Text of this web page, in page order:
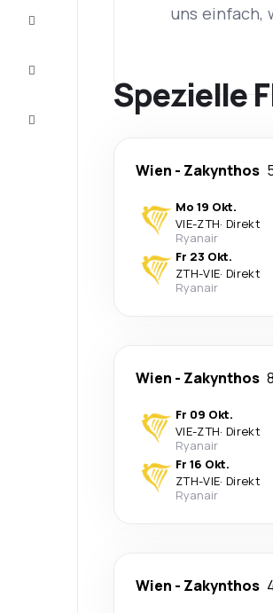
uns einfach,
Spezielle
Wien - Zakynthos
Mo 19 Okt.
VIE-ZTH· Direkt
Ryanair
Fr 23 Okt.
ZTH-VIE· Direkt
Ryanair
Wien - Zakynthos
Fr 09 Okt.
VIE-ZTH· Direkt
Ryanair
Fr 16 Okt.
ZTH-VIE· Direkt
Ryanair
Wien - Zakynthos